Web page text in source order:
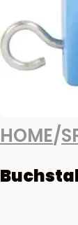
HOME/